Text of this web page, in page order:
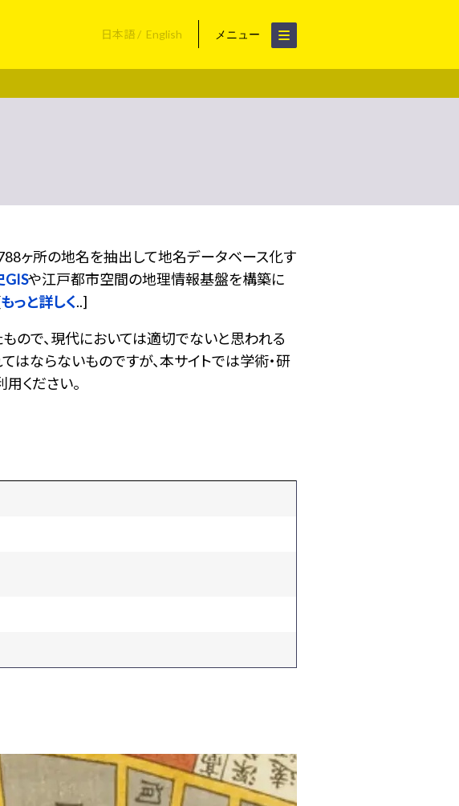
日本語 English メニュー
ヶ所の地名を抽出して地名データベース化す
GISや江戸都市空間の地理情報基盤を構築に
もっと詳しく..]
ので、現代においては適切でないと思われる
はならないものですが、本サイトでは学術・研
ください。